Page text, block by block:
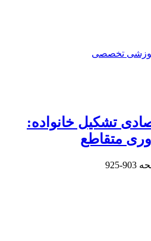
تخصصی
تشکیل خانواده:
وری متقاطع
903-925